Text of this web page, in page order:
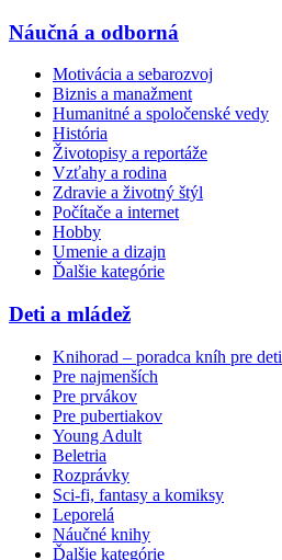
Náučná a odborná
Motivácia a sebarozvoj
Biznis a manažment
Humanitné a spoločenské vedy
História
Životopisy a reportáže
Vzťahy a rodina
Zdravie a životný štýl
Počítače a internet
Hobby
Umenie a dizajn
Ďalšie kategórie
Deti a mládež
Knihorad – poradca kníh pre deti
Pre najmenších
Pre prvákov
Pre pubertiakov
Young Adult
Beletria
Rozprávky
Sci-fi, fantasy a komiksy
Leporelá
Náučné knihy
Ďalšie kategórie